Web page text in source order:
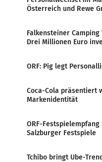
Österreich und Rewe
Falkensteiner
Drei Millionen Euro
ORF: Pig legt
Coca-Cola präsentiert
Markenidentität
ORF-
Salzburger Festspiele
Tchibo bringt Ube-